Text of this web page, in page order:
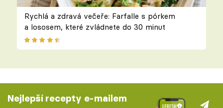
Rychlá a zdravá večeře: Farfalle s pórkem
a lososem, které zvládnete do 30 minut
Nejlepší recepty e-mailem